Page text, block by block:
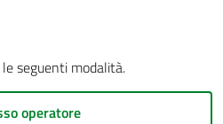
seguenti modalità.
operatore